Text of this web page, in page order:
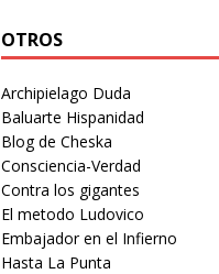
OTROS
Archipielago Duda
Baluarte Hispanidad
Blog de Cheska
Consciencia-Verdad
Contra los gigantes
El metodo Ludovico
Embajador en el Infierno
Hasta La Punta